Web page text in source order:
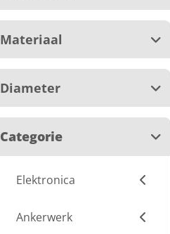
Materiaal
Diameter
Categorie
Elektronica
Ankerwerk